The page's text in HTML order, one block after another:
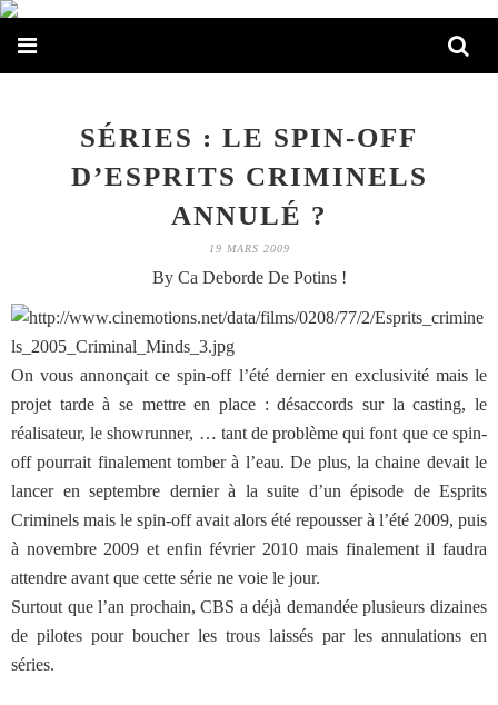
SÉRIES : LE SPIN-OFF
D’ESPRITS CRIMINELS
ANNULÉ ?
19 MARS 2009
By Ca Deborde De Potins !
On vous annonçait ce spin-off l’été dernier en exclusivité mais le
projet tarde à se mettre en place : désaccords sur la casting, le
réalisateur, le showrunner, … tant de problème qui font que ce spin-
off pourrait finalement tomber à l’eau. De plus, la chaine devait le
lancer en septembre dernier à la suite d’un épisode de Esprits
Criminels mais le spin-off avait alors été repousser à l’été 2009, puis
à novembre 2009 et enfin février 2010 mais finalement il faudra
attendre avant que cette série ne voie le jour.
Surtout que l’an prochain, CBS a déjà demandée plusieurs dizaines
de pilotes pour boucher les trous laissés par les annulations en
séries.